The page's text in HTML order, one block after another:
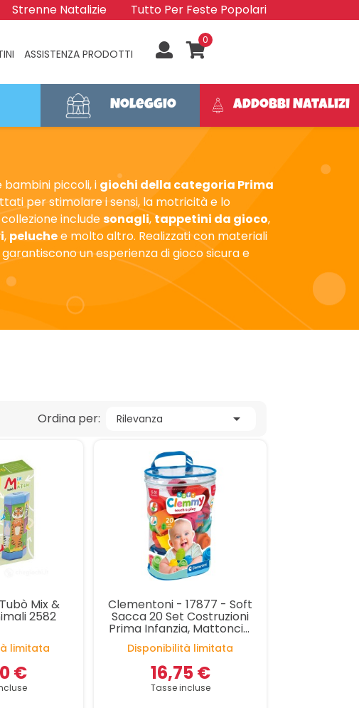
Strenne Natalizie Tutto Per Feste Popolari
0
ASSISTENZA PRODOTTI
Noleggio Addobbi Natalizi
piccoli, i giochi della categoria Prima
per stimolare i sensi, la motricità e lo
includesonagli,tappetini da gioco,
, peluchee molto altro. Realizzati con materiali
un esperienza di gioco sicura e
Ordina per: Rilevanza 
Mix &
2582
limitata
€
Clementoni - 17877 - Soft
Sacca 20 Set Costruzioni
Prima Infanzia, Mattoncini
Morbidi Clemmy, Blocchi
Bambini 6 Mesi
Disponibilità limitata
16,75 €
Tasse incluse